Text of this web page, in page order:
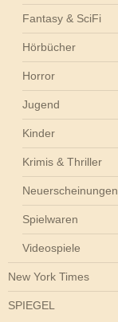
Fantasy & SciFi
Hörbücher
Horror
Jugend
Kinder
Krimis & Thriller
Neuerscheinungen
Spielwaren
Videospiele
New York Times
SPIEGEL